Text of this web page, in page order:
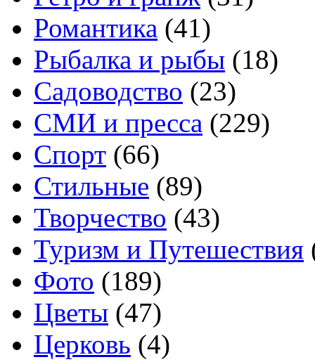
Романтика (41)
Рыбалка и рыбы (18)
Садоводство (23)
СМИ и пресса (229)
Спорт (66)
Стильные (89)
Творчество (43)
Туризм и Путешествия
Фото (189)
Цветы (47)
Церковь (4)